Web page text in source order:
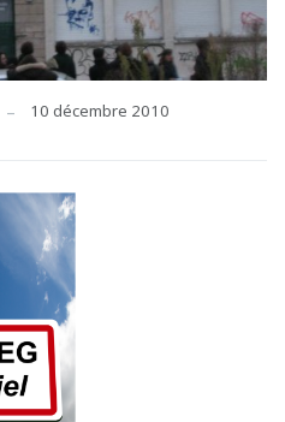
10 décembre 2010